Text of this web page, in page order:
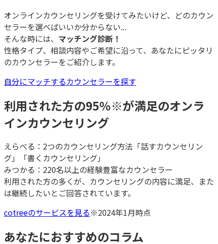
オンラインカウンセリングを受けてみたいけど、どのカウン
セラーを選べばいいか分からない...
そんな時には、 マッチング診断！
性格タイプ、相談内容やご希望に沿って、あなたにピッタリ
のカウンセラーをご紹介します。
自分にマッチするカウンセラーを探す
利用された方の95％※が満足のオンラ
インカウンセリング
えらべる：2つのカウンセリング方法「話すカウンセリン
グ」「書くカウンセリング」
みつかる：220名以上の経験豊富なカウンセラー
利用された方の多くが、カウンセリングの内容に満足、また
は継続したいとご回答されています。
cotreeのサービスを見る※2024年1月時点
あなたにおすすめのコラム